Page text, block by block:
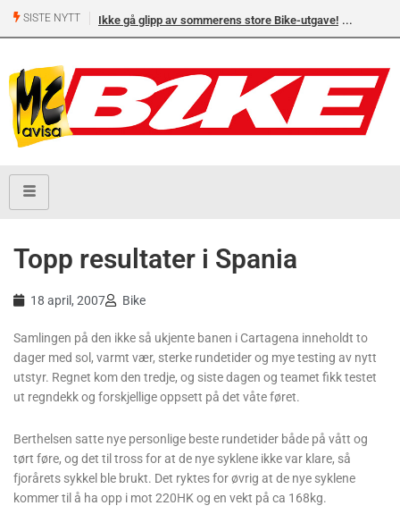
SISTE NYTT Ikke gå glipp av sommerens store Bike-utgave!
Topp resultater i Spania
18 april, 2007 Bike
Samlingen på den ikke så ukjente banen i Cartagena inneholdt to
dager med sol, varmt vær, sterke rundetider og mye testing av nytt
utstyr. Regnet kom den tredje, og siste dagen og teamet fikk testet
ut regndekk og forskjellige oppsett på det våte føret.
Berthelsen satte nye personlige beste rundetider både på vått og
tørt føre, og det til tross for at de nye syklene ikke var klare, så
fjorårets sykkel ble brukt. Det ryktes for øvrig at de nye syklene
kommer til å ha opp i mot 220HK og en vekt på ca 168kg.